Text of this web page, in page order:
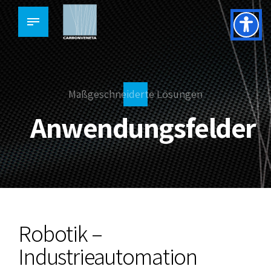
Maßgeschneiderte Lösungen
Anwendungsfelder
Robotik –
Industrieautomation